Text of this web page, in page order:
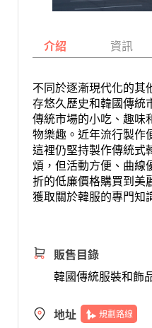
介紹 資訊
不同於逐漸現代化的其
存悠久歷史和韓國傳統
傳統市場的小吃、趣味
物樂趣。近年流行製作
這裡仍堅持製作傳統式
煩，但活動方便、曲線
折的低廉價格購買到美
獲取關於韓服的專門知
販售目錄
韓國傳統服裝和飾
地址 規劃路線